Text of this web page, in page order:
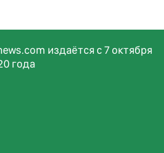
издаётся с 7 октября
года